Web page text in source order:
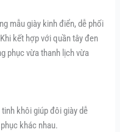
mẫu giày kinh điển, dễ phối
kết hợp với quần tây đen
phục vừa thanh lịch vừa
khôi giúp đôi giày dễ
khác nhau.